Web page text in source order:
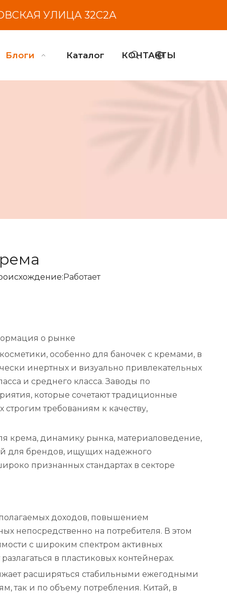
УЛИЦА 32С2А
Блоги Каталог КОНТАКТЫ
Работает
о рынке
особенно для баночек с кремами, в
инертных и визуально привлекательных
и среднего класса. Заводы по
которые сочетают традиционные
требованиям к качеству,
крема, динамику рынка, материаловедение,
для брендов, ищущих надежного
признанных стандартах в секторе
доходов, повышением
непосредственно на потребителя. В этом
с широким спектром активных
в пластиковых контейнерах.
расширяться стабильными ежегодными
так и по объему потребления. Китай, в